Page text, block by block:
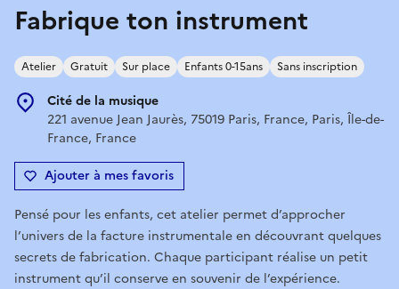
Fabrique ton instrument
Atelier Gratuit Sur place Enfants 0-15ans Sans inscription
Cité de la musique
221 avenue Jean Jaurès, 75019 Paris, France, Paris, Île-de-
France, France
Ajouter à mes favoris
Pensé pour les enfants, cet atelier permet d’approcher
l’univers de la facture instrumentale en découvrant quelques
secrets de fabrication. Chaque participant réalise un petit
instrument qu’il conserve en souvenir de l’expérience.